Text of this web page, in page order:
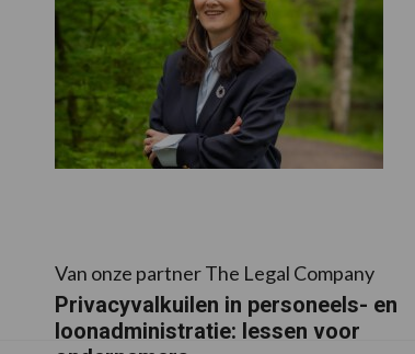
Van onze partner The Legal Company
Privacyvalkuilen in personeels- en
loonadministratie: lessen voor